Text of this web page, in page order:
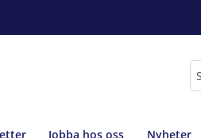
Jobba hos oss Nyheter